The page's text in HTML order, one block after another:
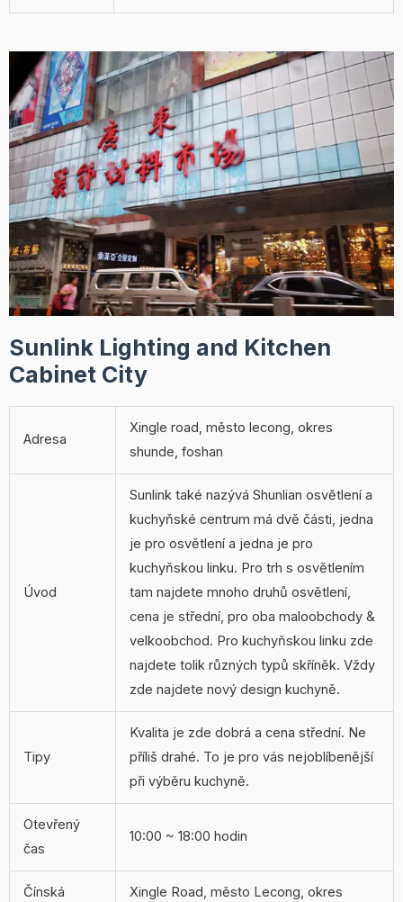
Sunlink Lighting and Kitchen
Cabinet City
Adresa
Xingle road, město lecong, okres
shunde, foshan
Úvod
Sunlink také nazývá Shunlian osvětlení a
kuchyňské centrum má dvě části, jedna
je pro osvětlení a jedna je pro
kuchyňskou linku. Pro trh s osvětlením
tam najdete mnoho druhů osvětlení,
cena je střední, pro oba maloobchody &
velkoobchod. Pro kuchyňskou linku zde
najdete tolik různých typů skříněk. Vždy
zde najdete nový design kuchyně.
Tipy
Kvalita je zde dobrá a cena střední. Ne
příliš drahé. To je pro vás nejoblíbenější
při výběru kuchyně.
Otevřený
čas
10:00 ~ 18:00 hodin
Čínská
Xingle Road, město Lecong, okres